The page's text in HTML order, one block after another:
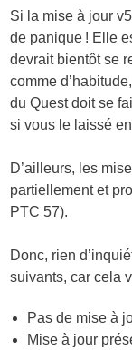
Si la mise à jour
de panique ! Elle
devrait bientôt se
comme
du Quest doit se
si vous le laissé
D’ailleurs, les
partiellement et
PTC 57).
Donc, rien
suivants, car cela
Pas de mise à
Mise à jour